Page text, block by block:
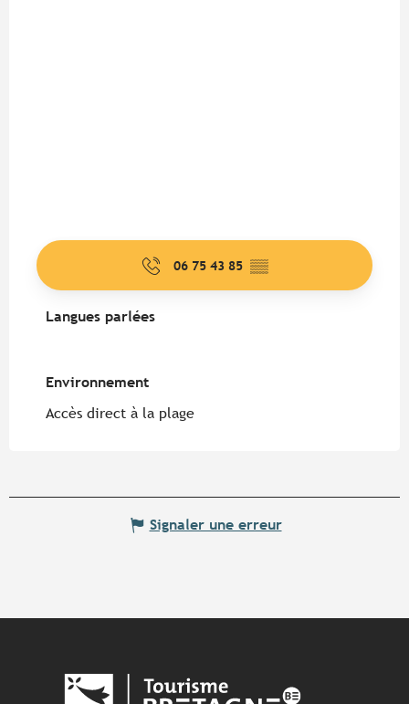
06 75 43 85 ▒▒
Langues parlées
Langues parlées
Environnement
Environnement
Accès direct à la plage
Signaler une erreur